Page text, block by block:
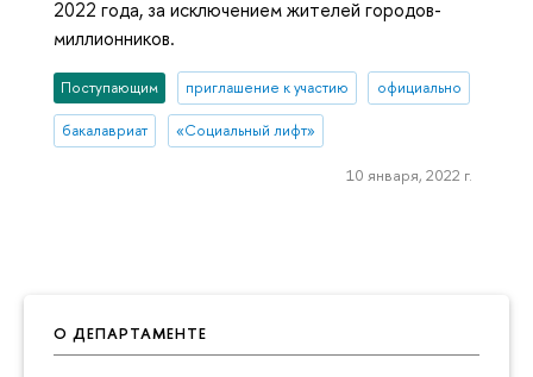
О ДЕПАРТАМЕНТЕ
2022 года, за исключением жителей городов-
миллионников.
Поступающим приглашение к участию официально
бакалавриат «Социальный лифт»
10 января, 2022 г.